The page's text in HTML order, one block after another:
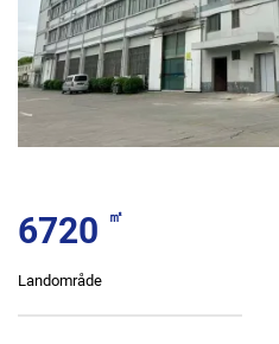
7000 ㎡
Landområde